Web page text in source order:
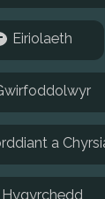
Eiriolaeth
a
Hygyrchedd